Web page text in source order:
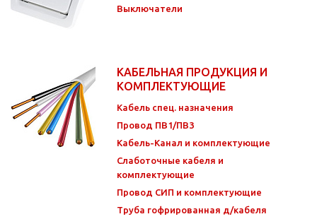
Выключатели
КАБЕЛЬНАЯ ПРОДУКЦИЯ И
КОМПЛЕКТУЮЩИЕ
Кабель спец. назначения
Провод ПВ1/ПВ3
Кабель-Канал и комплектующие
Слаботочные кабеля и
комплектующие
Провод СИП и комплектующие
Труба гофрированная д/кабеля